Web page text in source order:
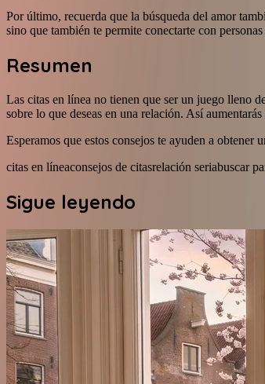
Por último, recuerda que la búsqueda del amor
sino que también te permite conectarte con
Resumen
Las citas en línea no tienen que ser un juego lleno
sobre lo que deseas en una relación. Así
Esperamos que estos consejos te ayuden a obtener
citas en líneaconsejos de citasrelación seriabuscar
Sigue leyendo